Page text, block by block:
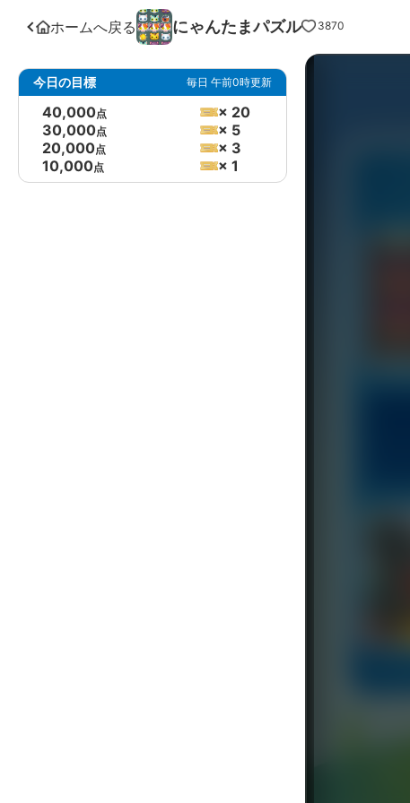
ホームへ戻る にゃんたまパズル 3870
今日の目標 毎日 午前0時更新
40,000点
× 20
30,000点
× 5
20,000点
× 3
10,000点 × 1